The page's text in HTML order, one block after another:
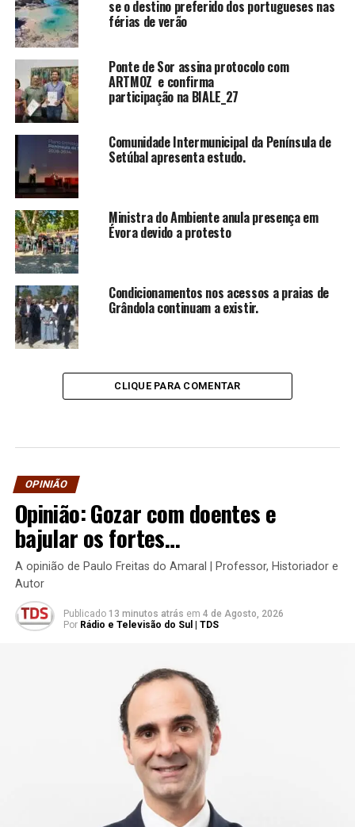
se o destino preferido dos portugueses nas
férias de verão
Ponte de Sor assina protocolo com
ARTMOZ e confirma
participação na BIALE_27
Comunidade Intermunicipal da Península de
Setúbal apresenta estudo.
Ministra do Ambiente anula presença em
Évora devido a protesto
Condicionamentos nos acessos a praias de
Grândola continuam a existir.
CLIQUE PARA COMENTAR
OPINIÃO
Opinião: Gozar com doentes e
bajular os fortes…
A opinião de Paulo Freitas do Amaral | Professor, Historiador e
Autor
Publicado 13 minutos atrás em 4 de Agosto, 2026
Por Rádio e Televisão do Sul | TDS